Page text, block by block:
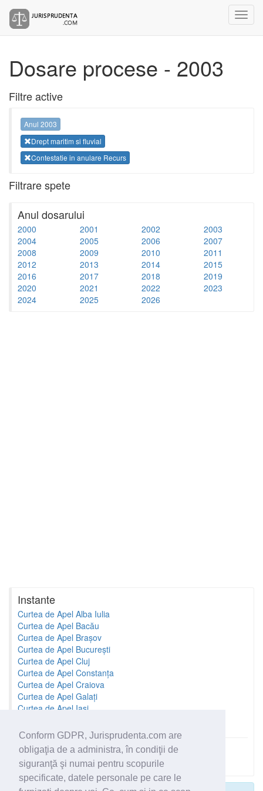
Conform GDPR, Jurisprudenta.com are
obligaţia de a administra, în condiţii de
siguranţă şi numai pentru scopurile
specificate, datele personale pe care le
Dosare procese - 2003
Filtre active
Anul 2003
Drept maritim si fluvial
Contestatie in anulare Recurs
Filtrare spete
Anul dosarului
2000 2001 2002
2003
2004
2005 2006
2007
2008
2009 2010
2011
2012
2013 2014
2015
2016
2017 2018
2019
2020
2021 2022
2023
2024
2025 2026
Instante
Curtea de Apel Alba Iulia
Curtea de Apel Bacău
Curtea de Apel Brașov
Curtea de Apel București
Curtea de Apel Cluj
Curtea de Apel Constanța
Curtea de Apel Craiova
Curtea de Apel Galați
Curtea de Apel Iași
Toate instantele